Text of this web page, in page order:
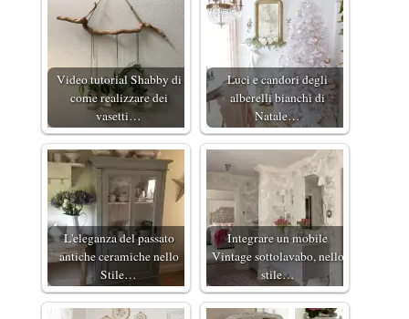
Video tutorial Shabby di
come realizzare dei
vasetti…
Luci e candori degli
alberelli bianchi di
Natale…
L'eleganza del passato
antiche ceramiche nello
Stile…
Integrare un mobile
Vintage sottolavabo, nello
stile…